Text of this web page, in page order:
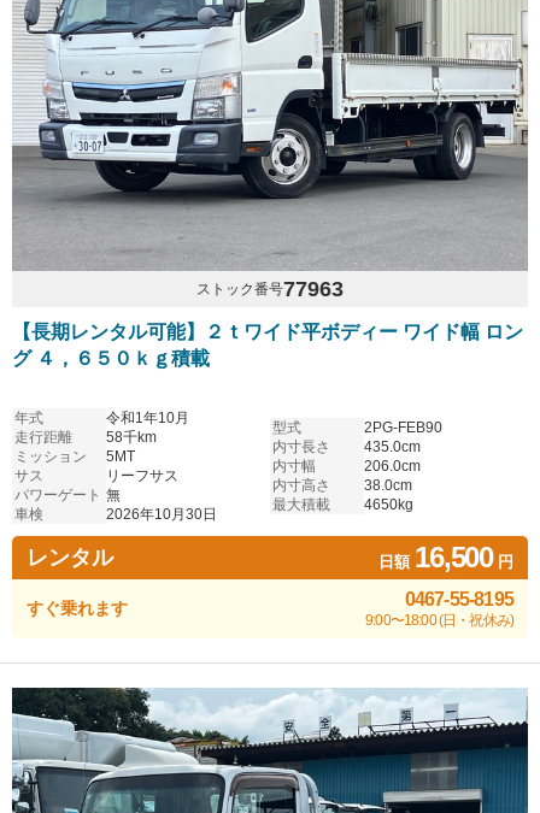
ストック番号77963
【長期レンタル可能】２ｔワイド平ボディー ワイド幅 ロン
グ ４，６５０ｋｇ積載
年式
令和1年10月
走行距離
58千km
ミッション
5MT
サス
リーフサス
パワーゲート 無
車検
2026年10月30日
型式
2PG-FEB90
内寸長さ
435.0cm
内寸幅
206.0cm
内寸高さ
38.0cm
最大積載
4650kg
レンタル 日額 16,500円
すぐ乗れます 0467-55-8195
9:00〜18:00 (日・祝休み)